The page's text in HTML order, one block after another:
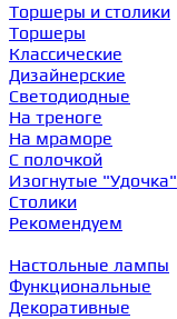
Торшеры и столики
Торшеры
Классические
Дизайнерские
Светодиодные
На треноге
На мраморе
С полочкой
Изогнутые "Удочка"
Столики
Рекомендуем
Настольные лампы
Функциональные
Декоративные